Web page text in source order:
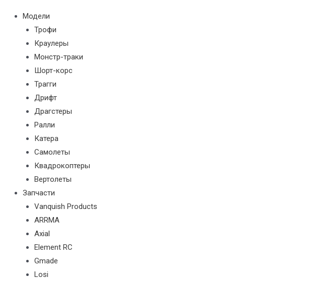
Модели
Трофи
Краулеры
Монстр-траки
Шорт-корс
Трагги
Дрифт
Драгстеры
Ралли
Катера
Самолеты
Квадрокоптеры
Вертолеты
Запчасти
Vanquish Products
ARRMA
Axial
Element RC
Gmade
Losi